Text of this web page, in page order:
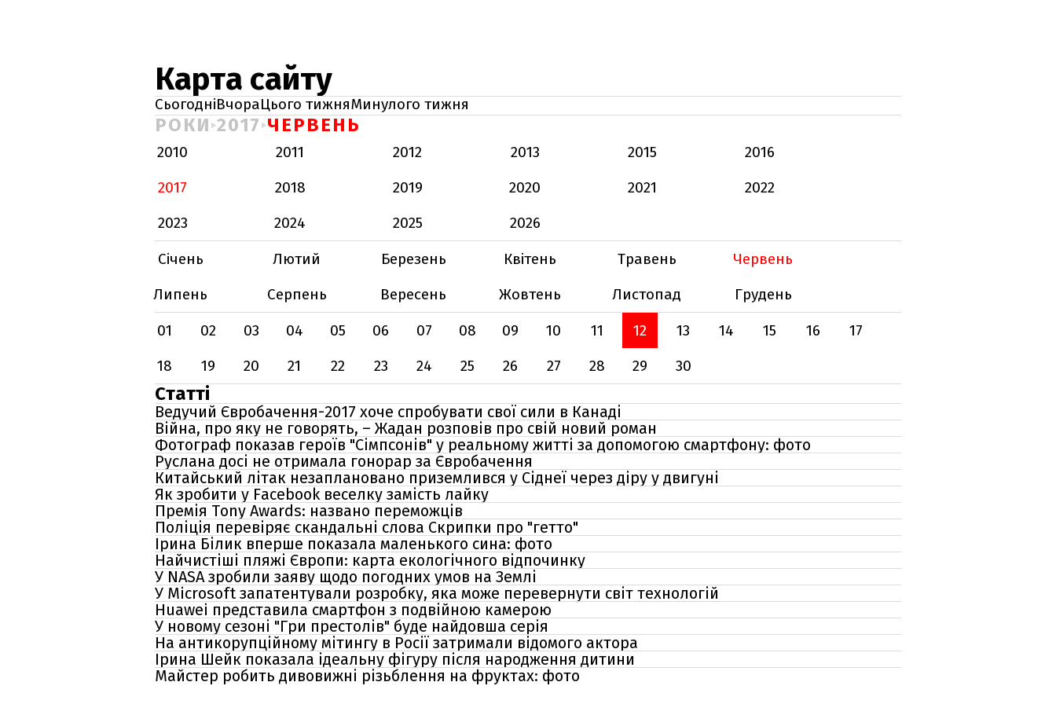
Карта сайту
СьогодніВчораЦього тижняМинулого тижня
РОКИ 2017 ЧЕРВЕНЬ
2010 2011 2012 2013 2015
2016
2017
2018 2019 2020 2021
2022
2023
2024 2025
2026
Січень
Лютий Березень Квітень Травень
Червень
Липень
Серпень Вересень Жовтень Листопад
Грудень
01
02 03 04 05 06 07 08 09 10 11 12 13 14 15 16
17
18
19 20 21 22 23 24 25 26 27 28 29 30
Статті
Ведучий Євробачення-2017 хоче спробувати свої сили в Канаді
Війна, про яку не говорять, – Жадан розповів про свій новий роман
Фотограф показав героїв "Сімпсонів" у реальному житті за допомогою смартфону: фото
Руслана досі не отримала гонорар за Євробачення
Китайський літак незаплановано приземлився у Сіднеї через діру у двигуні
Як зробити у Facebook веселку замість лайку
Премія Tony Awards: названо переможців
Поліція перевіряє скандальні слова Скрипки про "гетто"
Ірина Білик вперше показала маленького сина: фото
Найчистіші пляжі Європи: карта екологічного відпочинку
У NASA зробили заяву щодо погодних умов на Землі
У Microsoft запатентували розробку, яка може перевернути світ технологій
Huawei представила смартфон з подвійною камерою
У новому сезоні "Гри престолів" буде найдовша серія
На антикорупційному мітингу в Росії затримали відомого актора
Ірина Шейк показала ідеальну фігуру після народження дитини
Майстер робить дивовижні різьблення на фруктах: фото